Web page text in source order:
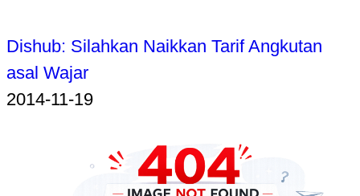
Dishub: Silahkan Naikkan Tarif Angkutan
asal Wajar
2014-11-19